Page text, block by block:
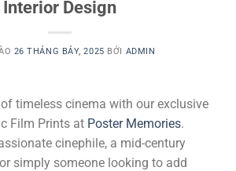
Interior Design
26 THÁNG BẢY, 2025 BỞI ADMIN
timeless cinema with our exclusive
Film Prints at Poster Memories.
cinephile, a mid-century
simply someone looking to add